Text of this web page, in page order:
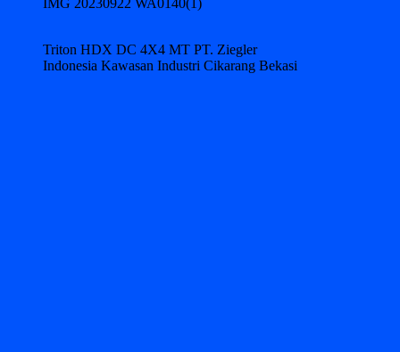
IMG 20230922 WA0140(1)
Triton HDX DC 4X4 MT PT. Ziegler
Indonesia Kawasan Industri Cikarang Bekasi